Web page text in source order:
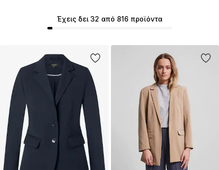
Έχεις δει 32 από 816 προϊόντα